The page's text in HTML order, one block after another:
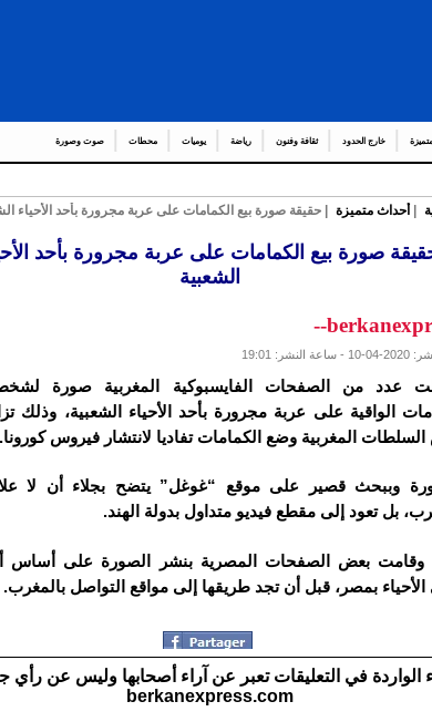
خارج الحدود ثقافة وفنون رياضة يوميات محطات صوت وصورة
عدد من العمال
أحداث متميزة | حقيقة صورة بيع الكمامات على عربة مجرورة بأحد الأحياء
صورة بيع الكمامات على عربة مجرورة بأحد
الشعبية
19:01
عدد من الصفحات الفايسبوكية المغربية صورة
الواقية على عربة مجرورة بأحد الأحياء الشعبية، وذلك
المغربية وضع الكمامات تفاديا لانتشار فيروس كورونا.
وببحث قصير على موقع “غوغل” يتضح بجلاء أن لا
بل تعود إلى مقطع فيديو متداول بدولة الهند.
وقامت بعض الصفحات المصرية بنشر الصورة على أساس
الأحياء بمصر، قبل أن تجد طريقها إلى مواقع التواصل بالمغرب.
الواردة في التعليقات تعبر عن آراء أصحابها وليس عن رأي
berkanexpress.com